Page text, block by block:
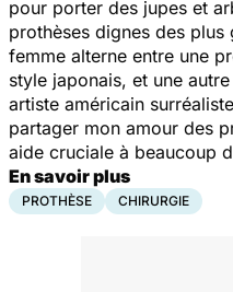
pour porter des jupes et
prothèses dignes des
femme alterne entre une
style japonais, et une
artiste américain
partager mon amour des
aide cruciale à beaucoup
En savoir plus
PROTHÈSE CHIRURGIE